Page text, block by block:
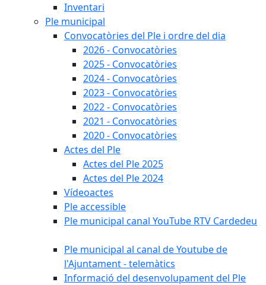
Inventari
Ple municipal
Convocatòries del Ple i ordre del dia
2026 - Convocatòries
2025 - Convocatòries
2024 - Convocatòries
2023 - Convocatòries
2022 - Convocatòries
2021 - Convocatòries
2020 - Convocatòries
Actes del Ple
Actes del Ple 2025
Actes del Ple 2024
Vídeoactes
Ple accessible
Ple municipal canal YouTube RTV Cardedeu
Ple municipal al canal de Youtube de
l'Ajuntament - telemàtics
Informació del desenvolupament del Ple